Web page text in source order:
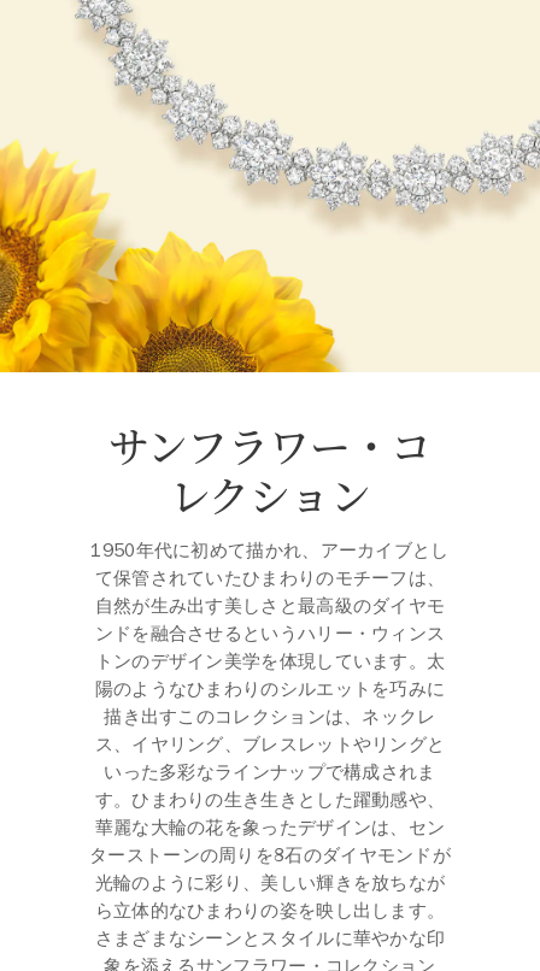
サンフラワー・コ
レクション
1950年代に初めて描かれ、アーカイブとし
て保管されていたひまわりのモチーフは、
自然が生み出す美しさと最高級のダイヤモ
ンドを融合させるというハリー・ウィンス
トンのデザイン美学を体現しています。太
陽のようなひまわりのシルエットを巧みに
描き出すこのコレクションは、ネックレ
ス、イヤリング、ブレスレットやリングと
いった多彩なラインナップで構成されま
す。ひまわりの生き生きとした躍動感や、
華麗な大輪の花を象ったデザインは、セン
ターストーンの周りを8石のダイヤモンドが
光輪のように彩り、美しい輝きを放ちなが
ら立体的なひまわりの姿を映し出します。
さまざまなシーンとスタイルに華やかな印
象を添えるサンフラワー・コレクション